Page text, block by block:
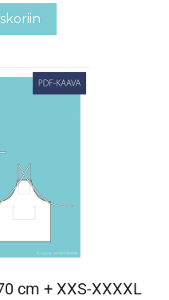
cm + XXS-XXXXL